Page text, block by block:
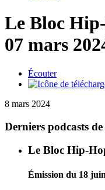
Le Bloc
07 mars
Écouter
8 mars 2024
Derniers podcasts de
Le Bloc Hip-
Émission du 18